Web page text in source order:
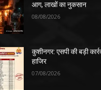
आग, लाखों का नुकसान
08/08/2026
कुशीनगर: एसपी की बड़ी
हाजिर
07/08/2026